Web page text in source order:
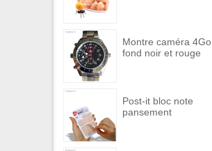
Montre caméra 4Go
fond noir et rouge
Post-it bloc note
pansement